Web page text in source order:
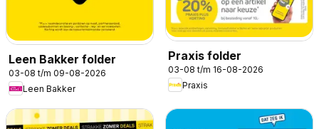
Leen Bakker folder
03-08 t/m 09-08-2026
Leen Bakker
Praxis folder
03-08 t/m 16-08-2026
Praxis